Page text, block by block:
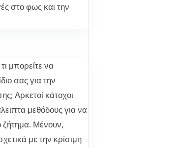
στο φως και την
μπορείτε να
σας για την
Αρκετοί κάτοχοι
μεθόδους για να
ζήτημα. Μένουν,
με την κρίσιμη